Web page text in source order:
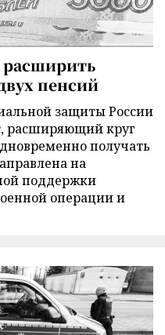
пенсий
защиты России
расширяющий круг
получать
на
поддержки
операции и